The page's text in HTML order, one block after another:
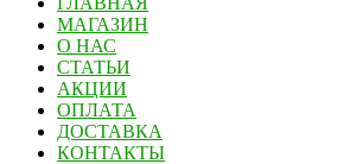
МАГАЗИН
О НАС
СТАТЬИ
АКЦИИ
ОПЛАТА
ДОСТАВКА
КОНТАКТЫ